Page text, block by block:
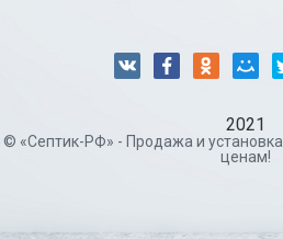
2021
© «Септик-РФ» - Продажа и
ценам!